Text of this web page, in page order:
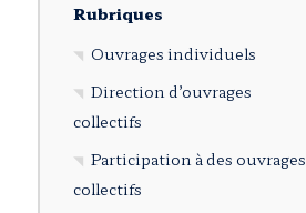
Rubriques
Ouvrages individuels
Direction d’ouvrages
collectifs
Participation à des ouvrages
collectifs